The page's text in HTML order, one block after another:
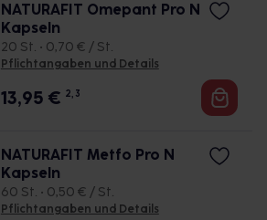
NATURAFIT Omepant Pro N
Kapseln
20 St. • 0,70 € / St.
Pflichtangaben und Details
13,95 € 2, 3
NATURAFIT Metfo Pro N
Kapseln
60 St. • 0,50 € / St.
Pflichtangaben und Details